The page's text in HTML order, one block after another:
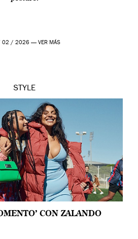
02 / 2026 — VER MÁS
STYLE
CON ZALANDO